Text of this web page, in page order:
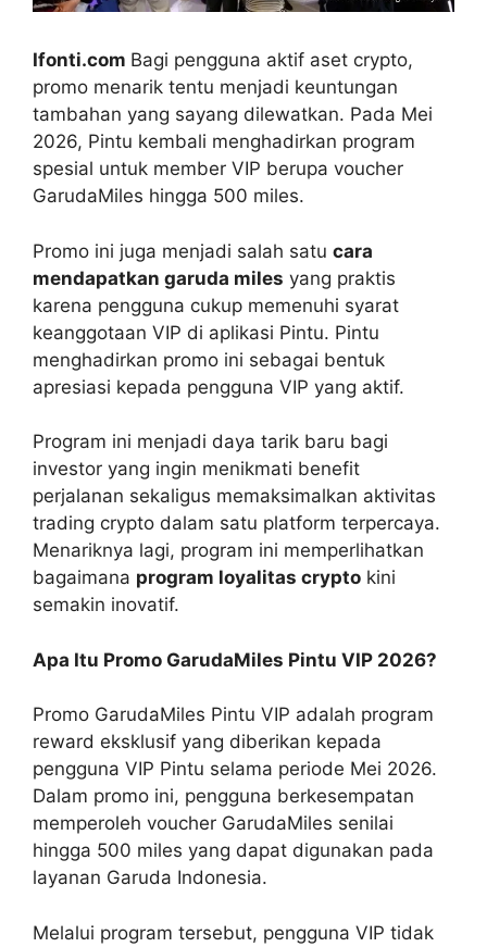
Ifonti.com Bagi pengguna aktif aset crypto,
promo menarik tentu menjadi keuntungan
tambahan yang sayang dilewatkan. Pada Mei
2026, Pintu kembali menghadirkan program
spesial untuk member VIP berupa voucher
GarudaMiles hingga 500 miles.
Promo ini juga menjadi salah satu cara
mendapatkan garuda miles yang praktis
karena pengguna cukup memenuhi syarat
keanggotaan VIP di aplikasi Pintu. Pintu
menghadirkan promo ini sebagai bentuk
apresiasi kepada pengguna VIP yang aktif.
Program ini menjadi daya tarik baru bagi
investor yang ingin menikmati benefit
perjalanan sekaligus memaksimalkan aktivitas
trading crypto dalam satu platform terpercaya.
Menariknya lagi, program ini memperlihatkan
bagaimana program loyalitas crypto kini
semakin inovatif.
Apa Itu Promo GarudaMiles Pintu VIP 2026?
Promo GarudaMiles Pintu VIP adalah program
reward eksklusif yang diberikan kepada
pengguna VIP Pintu selama periode Mei 2026.
Dalam promo ini, pengguna berkesempatan
memperoleh voucher GarudaMiles senilai
hingga 500 miles yang dapat digunakan pada
layanan Garuda Indonesia.
Melalui program tersebut, pengguna VIP tidak